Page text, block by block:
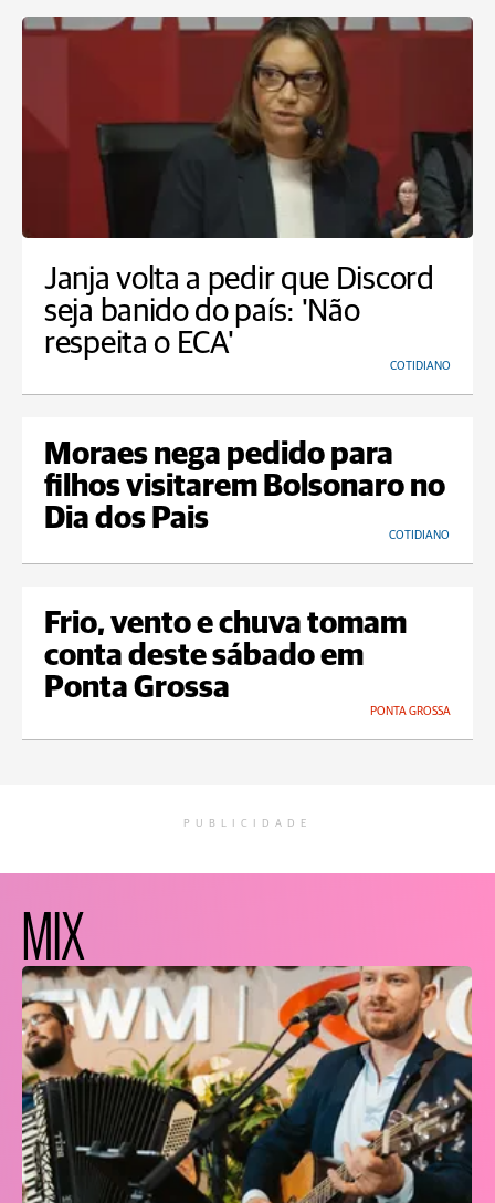
Janja volta a pedir que Discord
seja banido do país: 'Não
respeita o ECA'
COTIDIANO
Moraes nega pedido para
filhos visitarem Bolsonaro no
Dia dos Pais
COTIDIANO
Frio, vento e chuva tomam
conta deste sábado em
Ponta Grossa
PONTA GROSSA
PUBLICIDADE
MIX